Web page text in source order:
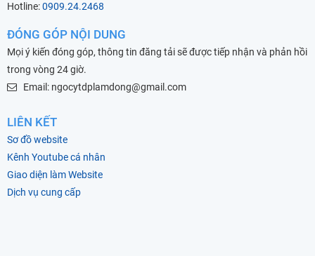
Hotline:0909.24.2468
ĐÓNG GÓP NỘI DUNG
Mọi ý kiến đóng góp, thông tin đăng tải sẽ được tiếp nhận và phản hồi
trong vòng 24 giờ.
Email: ngocytdplamdong@gmail.com
LIÊN KẾT
Sơ đồ website
Kênh Youtube cá nhân
Giao diện làm Website
Dịch vụ cung cấp